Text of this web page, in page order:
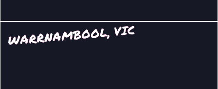
WARRNAMBOOL, VIC